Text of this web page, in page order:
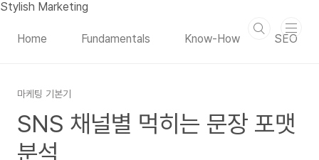
본문 바로가기
Stylish Marketing
Home Fundamentals Know-How SEO
마케팅 기본기
SNS 채널별 먹히는 문장 포맷
분석